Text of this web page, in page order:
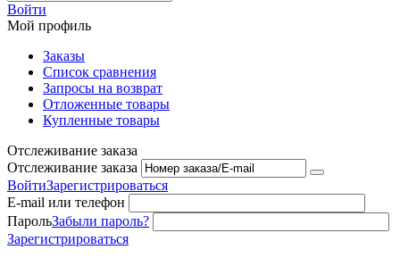
Войти
Мой профиль
Заказы
Список сравнения
Запросы на возврат
Отложенные товары
Купленные товары
Отслеживание заказа
Отслеживание заказа
ВойтиЗарегистрироваться
E-mail или телефон
ПарольЗабыли пароль?
Зарегистрироваться